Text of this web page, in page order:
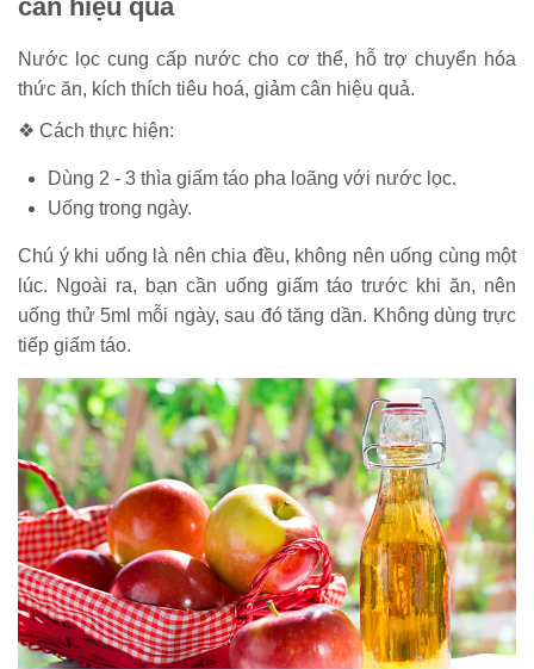
cân hiệu quả
Nước lọc cung cấp nước cho cơ thể, hỗ trợ chuyển hóa
thức ăn, kích thích tiêu hoá, giảm cân hiệu quả.
❖ Cách thực hiện:
Dùng 2 - 3 thìa giấm táo pha loãng với nước lọc.
Uống trong ngày.
Chú ý khi uống là nên chia đều, không nên uống cùng một
lúc. Ngoài ra, bạn cần uống giấm táo trước khi ăn, nên
uống thử 5ml mỗi ngày, sau đó tăng dần. Không dùng trực
tiếp giấm táo.